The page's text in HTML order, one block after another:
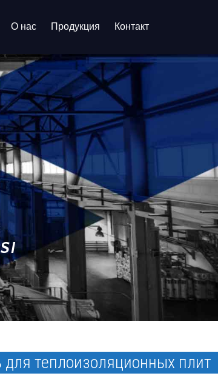
О нас Продукция Контакт
теплоизоляционных плит